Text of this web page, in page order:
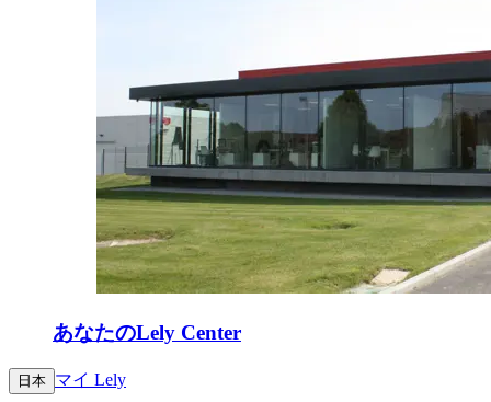
あなたのLely Center
日本 マイ Lely